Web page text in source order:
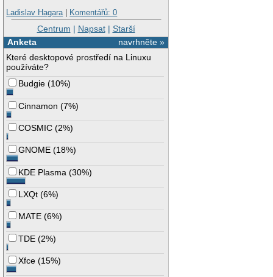
Ladislav Hagara| Komentářů: 0
Centrum | Napsat| Starší
navrhněte »
Anketa
Které desktopové prostředí na Linuxu
používáte?
Budgie (10%)
Cinnamon (7%)
COSMIC (2%)
GNOME (18%)
KDE Plasma (30%)
LXQt (6%)
MATE (6%)
TDE (2%)
Xfce (15%)